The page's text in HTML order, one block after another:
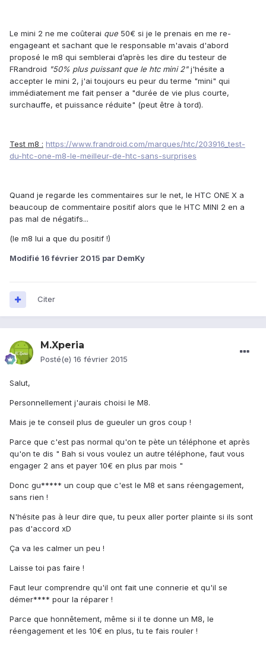
Le mini 2 ne me coûterai que 50€ si je le prenais en me re-
engageant et sachant que le responsable m'avais d'abord
proposé le m8 qui semblerai d’après les dire du testeur de
FRandroid "50% plus puissant que le htc mini 2"j'hésite a
accepter le mini 2, j'ai toujours eu peur du terme "mini" qui
immédiatement me fait penser a "durée de vie plus courte,
surchauffe, et puissance réduite" (peut être à tord).
Test m8 : https://www.frandroid.com/marques/htc/203916_test-
du-htc-one-m8-le-meilleur-de-htc-sans-surprises
Quand je regarde les commentaires sur le net, le HTC ONE X a
beaucoup de commentaire positif alors que le HTC MINI 2 en a
pas mal de négatifs...
(le m8 lui a que du positif !)
Modifié 16 février 2015 par DemKy
Citer
M.Xperia
Posté(e) 16 février 2015
Salut,
Personnellement j'aurais choisi le M8.
Mais je te conseil plus de gueuler un gros coup !
Parce que c'est pas normal qu'on te pète un téléphone et après
qu'on te dis " Bah si vous voulez un autre téléphone, faut vous
engager 2 ans et payer 10€ en plus par mois "
Donc gu***** un coup que c'est le M8 et sans réengagement,
sans rien !
N'hésite pas à leur dire que, tu peux aller porter plainte si ils sont
pas d'accord xD
Ça va les calmer un peu !
Laisse toi pas faire !
Faut leur comprendre qu'il ont fait une connerie et qu'il se
démer**** pour la réparer !
Parce que honnêtement, même si il te donne un M8, le
réengagement et les 10€ en plus, tu te fais rouler !